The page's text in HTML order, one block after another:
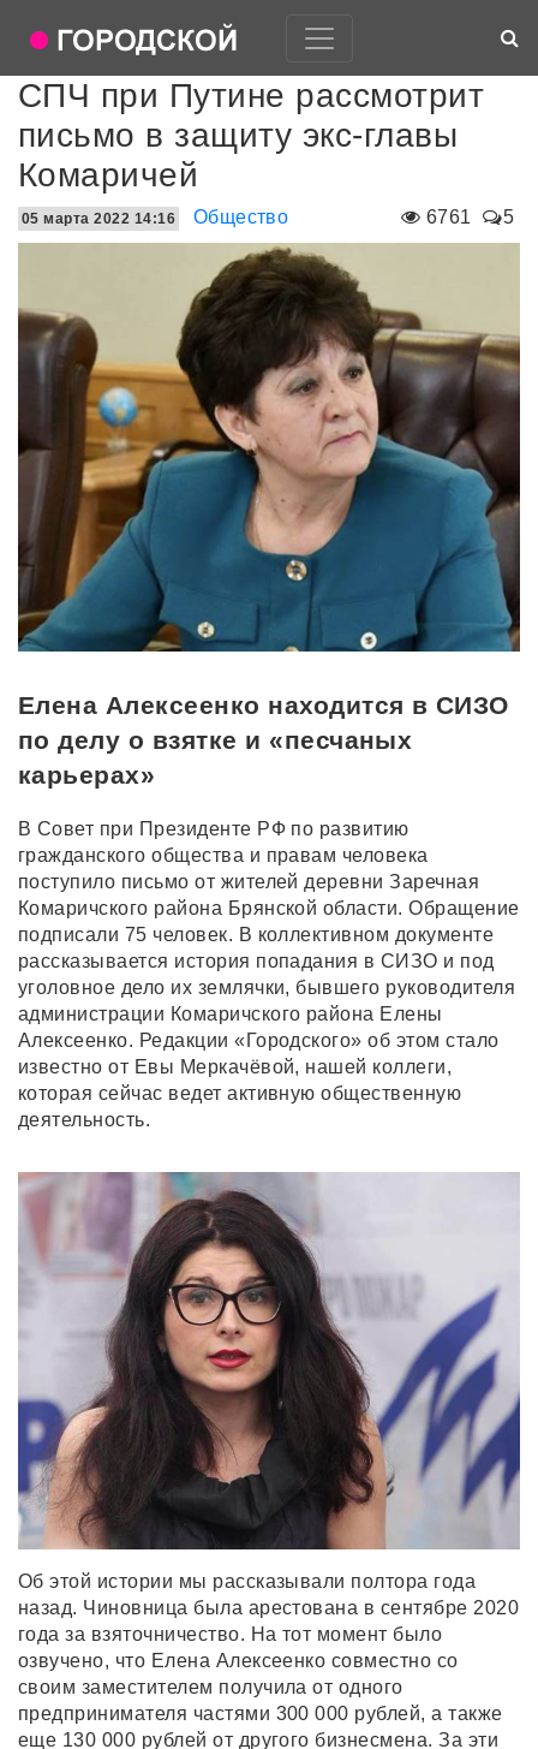
СПЧ при Путине рассмотрит
письмо в защиту экс-главы
Комаричей
6761 5
05 марта 2022 14:16 Общество
Елена Алексеенко находится в СИЗО
по делу о взятке и «песчаных
карьерах»
В Совет при Президенте РФ по развитию
гражданского общества и правам человека
поступило письмо от жителей деревни Заречная
Комаричского района Брянской области. Обращение
подписали 75 человек. В коллективном документе
рассказывается история попадания в СИЗО и под
уголовное дело их землячки, бывшего руководителя
администрации Комаричского района Елены
Алексеенко. Редакции «Городского» об этом стало
известно от Евы Меркачёвой, нашей коллеги,
которая сейчас ведет активную общественную
деятельность.
Об этой истории мы рассказывали полтора года
назад. Чиновница была арестована в сентябре 2020
года за взяточничество. На тот момент было
озвучено, что Елена Алексеенко совместно со
своим заместителем получила от одного
предпринимателя частями 300 000 рублей, а также
еще 130 000 рублей от другого бизнесмена. За эти